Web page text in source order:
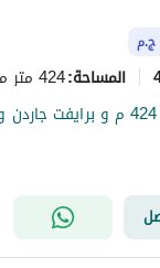
المساحة:424 متر مربع